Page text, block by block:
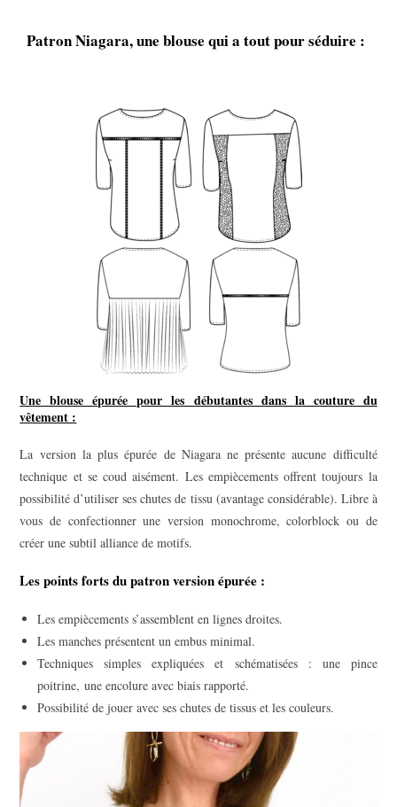
Patron Niagara, une blouse qui a tout pour séduire :
Une blouse épurée pour les débutantes dans la couture du
vêtement :
La version la plus épurée de Niagara ne présente aucune difficulté
technique et se coud aisément. Les empiècements offrent toujours la
possibilité d’utiliser ses chutes de tissu (avantage considérable). Libre à
vous de confectionner une version monochrome, colorblock ou de
créer une subtil alliance de motifs.
Les points forts du patron version épurée :
Les empiècements s’assemblent en lignes droites.
Les manches présentent un embus minimal.
Techniques simples expliquées et schématisées : une pince
poitrine, une encolure avec biais rapporté.
Possibilité de jouer avec ses chutes de tissus et les couleurs.